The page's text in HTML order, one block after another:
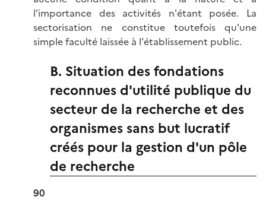
l'importance des activités n'étant posée. La
sectorisation ne constitue toutefois qu'une
simple faculté laissée à l'établissement public.
B. Situation des fondations
reconnues d'utilité publique du
secteur de la recherche et des
organismes sans but lucratif
créés pour la gestion d'un pôle
de recherche
90